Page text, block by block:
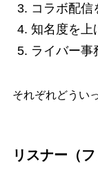
コラボ配信
知名度を上
ライバー事
それぞれどうい
リスナー（